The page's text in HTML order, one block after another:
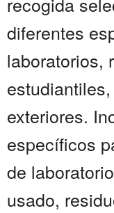
diferentes
laboratorios,
exteriores.
específicos
de
usado,